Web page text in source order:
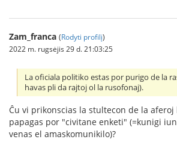
Zam_franca (Rodyti profilį)
2022 m. rugsėjis 29 d. 21:03:25
La oficiala politiko estas por purigo de la
havas pli da rajtoj ol la rusofonaj).
Ĉu vi prikonscias la stultecon de la
papagas por "civitane enketi" (=kunigi
venas el amaskomunikilo)?